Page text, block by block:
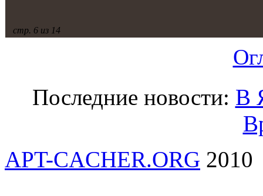
стр. 6 из 14
Последние новости: В
APT-CACHER.ORG 2010